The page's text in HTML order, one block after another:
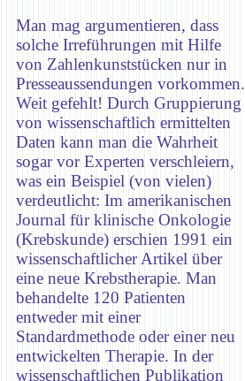
Man mag argumentieren, dass
solche Irreführungen mit Hilfe
von Zahlenkunststücken nur in
Presseaussendungen vorkommen.
Weit gefehlt! Durch Gruppierung
von wissenschaftlich ermittelten
Daten kann man die Wahrheit
sogar vor Experten verschleiern,
was ein Beispiel (von vielen)
verdeutlicht: Im amerikanischen
Journal für klinische Onkologie
(Krebskunde) erschien 1991 ein
wissenschaftlicher Artikel über
eine neue Krebstherapie. Man
behandelte 120 Patienten
entweder mit einer
Standardmethode oder einer neu
entwickelten Therapie. In der
wissenschaftlichen Publikation